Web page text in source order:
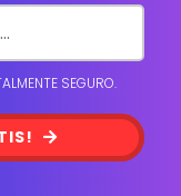
SEGURO.